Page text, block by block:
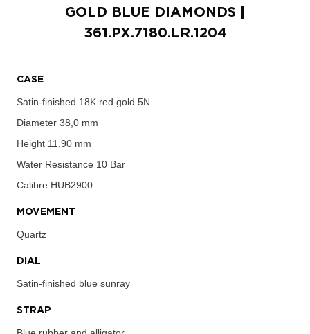
GOLD BLUE DIAMONDS
361.PX.7180.LR.1204
CASE
Satin-finished 18K red gold 5N
Diameter 38,0 mm
Height 11,90 mm
Water Resistance 10 Bar
Calibre HUB2900
MOVEMENT
Quartz
DIAL
Satin-finished blue sunray
STRAP